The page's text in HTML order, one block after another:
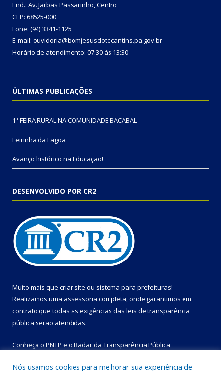
End.: Av. Jarbas Passarinho, Centro
CEP: 68525-000
Fone: (94) 3341-1125
E-mail: ouvidoria@bomjesusdotocantins.pa.gov.br
Horário de atendimento: 07:30 às 13:30
ÚLTIMAS PUBLICAÇÕES
1ª FEIRA RURAL NA COMUNIDADE BACABAL
Feirinha da Lagoa
Avanço histórico na Educação!
DESENVOLVIDO POR CR2
Muito mais que criar site ou sistema para prefeituras!
Realizamos uma assessoria completa, onde garantimos em
contrato que todas as exigências das leis de transparência
pública serão atendidas.
Conheça o PNTP e o Radar da Transparência Pública
Nós usamos cookies para melhorar sua experiência de